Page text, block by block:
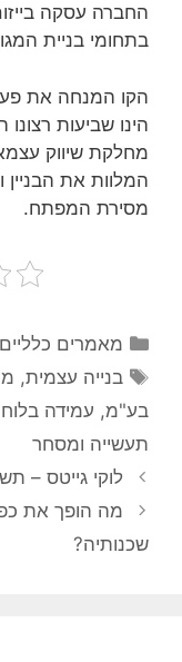
החברה עסקה
בתחומי בניית
הקו המנחה את
הינו שביעות
מחלקת שיווק
המלוות את
מסירת המפתח.
קטגוריות
מאמרים כלליים
תגיות
בנייה עצמית,
בע"מ, עמידה
תעשייה ומסחר
לוקי גייטס –
מה הופך את
שכנותיה?